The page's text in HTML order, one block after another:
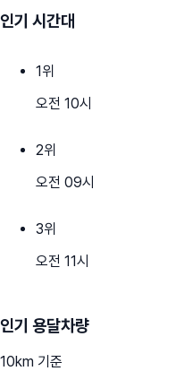
인기 시간대
1위
오전 10시
2위
오전 09시
3위
오전 11시
인기 용달차량
10km 기준